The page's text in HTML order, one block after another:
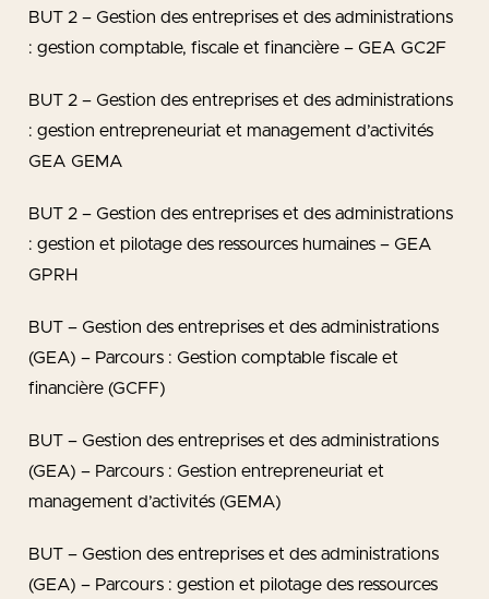
BUT 2 – Gestion des entreprises et des administrations
: gestion comptable, fiscale et financière – GEA GC2F
BUT 2 – Gestion des entreprises et des administrations
: gestion entrepreneuriat et management d’activités
GEA GEMA
BUT 2 – Gestion des entreprises et des administrations
: gestion et pilotage des ressources humaines – GEA
GPRH
BUT – Gestion des entreprises et des administrations
(GEA) – Parcours : Gestion comptable fiscale et
financière (GCFF)
BUT – Gestion des entreprises et des administrations
(GEA) – Parcours : Gestion entrepreneuriat et
management d’activités (GEMA)
BUT – Gestion des entreprises et des administrations
(GEA) – Parcours : gestion et pilotage des ressources